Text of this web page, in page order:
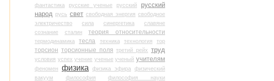
фантастика
русские ученые русский
русский
народ русь свет свободная энергия свободное
электричество
сила синергетика
славяне
сознание
сталин теория относительности
термодинамика тесла техника технология тор
торсион торсионные поля третий рейх труд
условия успех учение ученые ученый учителям
феномен физика физика эфира
физический
вакуум
философия философия науки